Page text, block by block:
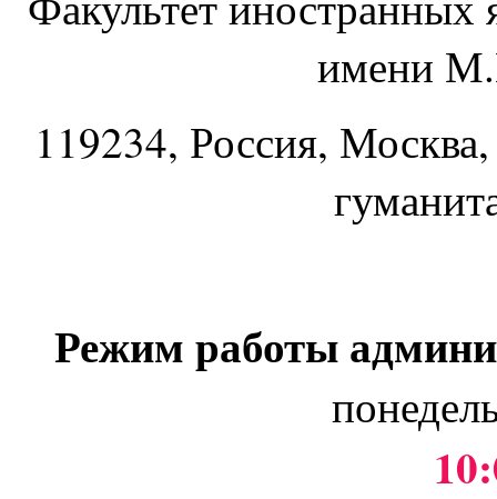
имени
119234, Россия,
Режим работы